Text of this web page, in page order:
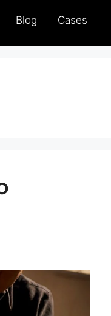
Blog Cases